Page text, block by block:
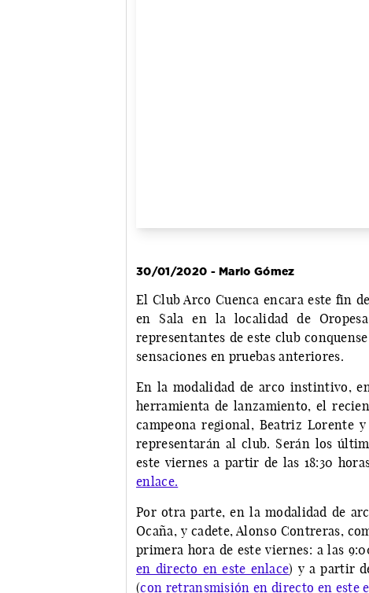
30/01/2020 - Mario Gómez
El Club Arco Cuenca encara este fin
en Sala en la localidad de
representantes de este club
sensaciones en pruebas anteriores.
En la modalidad de arco instintivo,
herramienta de lanzamiento, el
campeona regional, Beatriz Lorente
representarán al club. Serán los
este viernes a partir de las 18:30
enlace.
Por otra parte, en la modalidad de
Ocaña, y cadete, Alonso Contreras,
primera hora de este viernes: a las
en directo en este enlace) y a partir
(con retransmisión en directo en este